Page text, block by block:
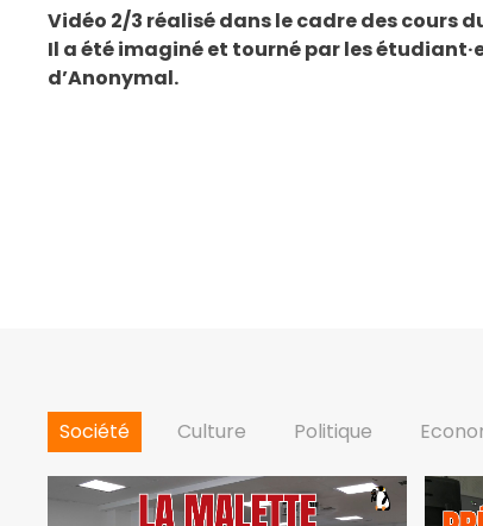
Vidéo 2/3 réalisé dans le cadre des cours
Il a été imaginé et tourné par les
d’Anonymal.
Société Culture Politique